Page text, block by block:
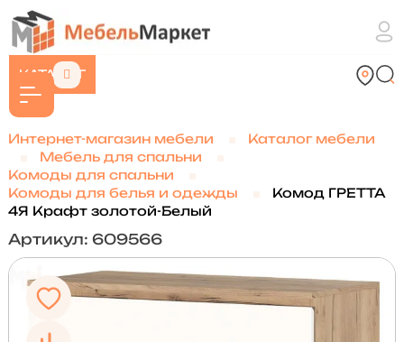
КАТАЛОГ
Интернет-магазин мебели
Каталог мебели
Мебель для спальни
Комоды для спальни
Комоды для белья и одежды
Комод ГРЕТТА
4Я Крафт золотой-Белый
Артикул: 609566